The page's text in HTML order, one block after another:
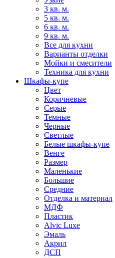
3 кв. м.
5 кв. м.
6 кв. м.
9 кв. м.
Все для кухни
Варианты отделки
Мойки и смесители
Техника для кухни
Шкафы-купе
Цвет
Коричневые
Серые
Темные
Черные
Светлые
Белые шкафы-купе
Венге
Размер
Маленькие
Большие
Средние
Отделка и материал
МДФ
Пластик
Alvic Luxe
Эмаль
Акрил
ДСП